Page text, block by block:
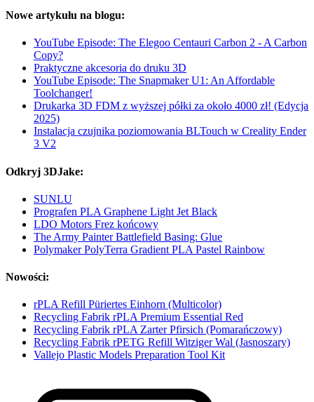
Nowe artykułu na blogu:
YouTube Episode: The Elegoo Centauri Carbon 2 - A Carbon
Copy?
Praktyczne akcesoria do druku 3D
YouTube Episode: The Snapmaker U1: An Affordable
Toolchanger!
Drukarka 3D FDM z wyższej półki za około 4000 zł! (Edycja
2025)
Instalacja czujnika poziomowania BLTouch w Creality Ender
3 V2
Odkryj 3DJake:
SUNLU
Prografen PLA Graphene Light Jet Black
LDO Motors Frez końcowy
The Army Painter Battlefield Basing: Glue
Polymaker PolyTerra Gradient PLA Pastel Rainbow
Nowości:
rPLA Refill Püriertes Einhorn (Multicolor)
Recycling Fabrik rPLA Premium Essential Red
Recycling Fabrik rPLA Zarter Pfirsich (Pomarańczowy)
Recycling Fabrik rPETG Refill Witziger Wal (Jasnoszary)
Vallejo Plastic Models Preparation Tool Kit